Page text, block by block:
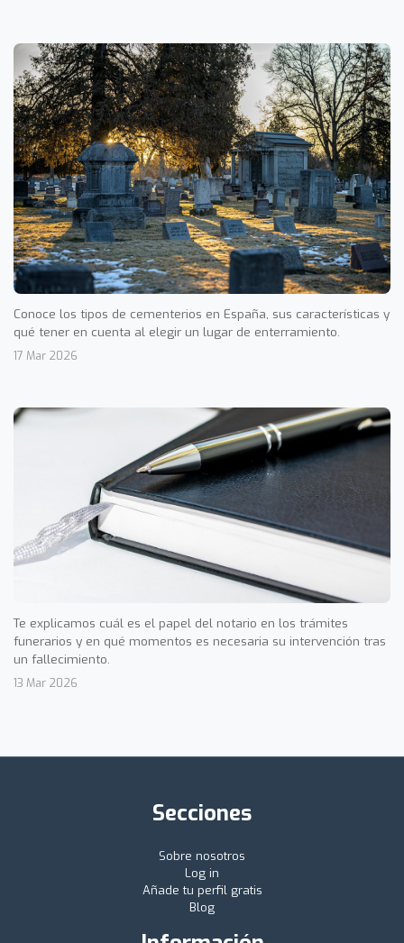
Conoce los tipos de cementerios en España, sus características y
qué tener en cuenta al elegir un lugar de enterramiento.
17 Mar 2026
Te explicamos cuál es el papel del notario en los trámites
funerarios y en qué momentos es necesaria su intervención tras
un fallecimiento.
13 Mar 2026
Secciones
Sobre nosotros
Log in
Añade tu perfil gratis
Blog